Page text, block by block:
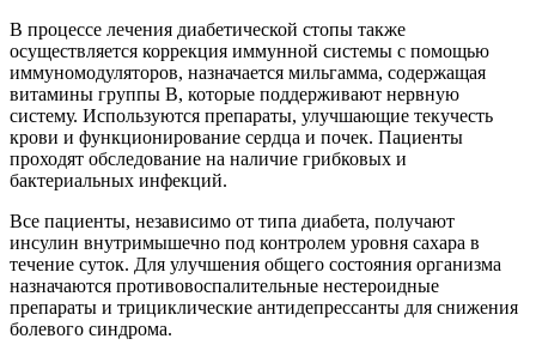
В процессе лечения диабетической стопы также
осуществляется коррекция иммунной системы с помощью
иммуномодуляторов, назначается мильгамма, содержащая
витамины группы В, которые поддерживают нервную
систему. Используются препараты, улучшающие текучесть
крови и функционирование сердца и почек. Пациенты
проходят обследование на наличие грибковых и
бактериальных инфекций.
Все пациенты, независимо от типа диабета, получают
инсулин внутримышечно под контролем уровня сахара в
течение суток. Для улучшения общего состояния организма
назначаются противовоспалительные нестероидные
препараты и трициклические антидепрессанты для снижения
болевого синдрома.